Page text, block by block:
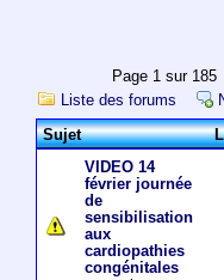
Page 1 sur
Liste des forums
Sujet
VIDEO 14
février journée
de
sensibilisation
aux
cardiopathies
congénitales